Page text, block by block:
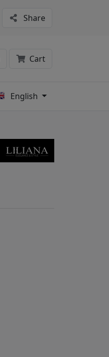
Share
Cart
English